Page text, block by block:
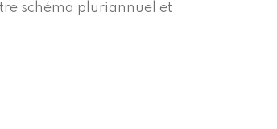
schéma pluriannuel et